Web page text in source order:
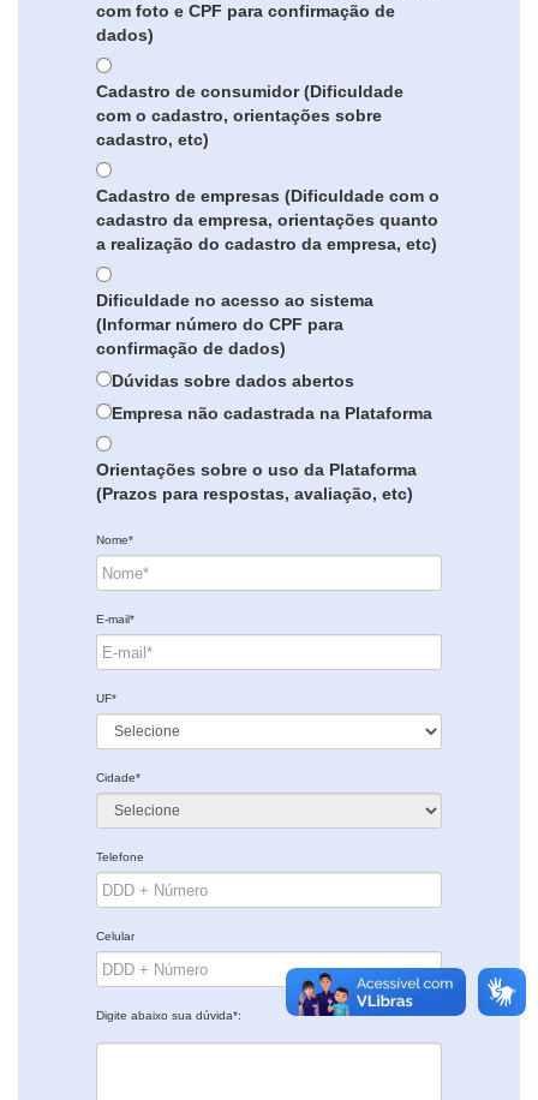
com foto e CPF para confirmação de
dados)
Cadastro de consumidor (Dificuldade
com o cadastro, orientações sobre
cadastro, etc)
Cadastro de empresas (Dificuldade com o
cadastro da empresa, orientações quanto
a realização do cadastro da empresa, etc)
Dificuldade no acesso ao sistema
(Informar número do CPF para
confirmação de dados)
Dúvidas sobre dados abertos
Empresa não cadastrada na Plataforma
Orientações sobre o uso da Plataforma
(Prazos para respostas, avaliação, etc)
Nome*
E-mail*
UF*
Cidade*
Telefone
Celular
Digite abaixo sua dúvida*: